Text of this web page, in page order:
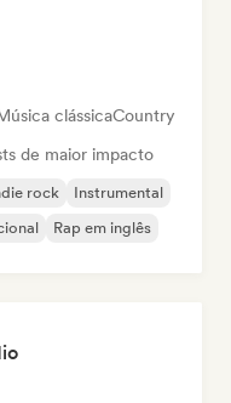
clássicaCountry
de maior impacto
rock
Instrumental
Rap em inglês